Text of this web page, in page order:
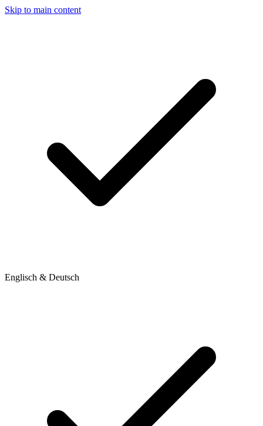
Skip to main content
Englisch & Deutsch